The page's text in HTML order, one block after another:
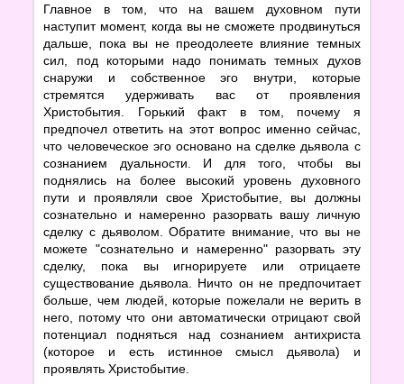
Главное в том, что на вашем духовном пути
наступит момент, когда вы не сможете продвинуться
дальше, пока вы не преодолеете влияние темных
сил, под которыми надо понимать темных духов
снаружи и собственное эго внутри, которые
стремятся удерживать вас от проявления
Христобытия. Горький факт в том, почему я
предпочел ответить на этот вопрос именно сейчас,
что человеческое эго основано на сделке дьявола с
сознанием дуальности. И для того, чтобы вы
поднялись на более высокий уровень духовного
пути и проявляли свое Христобытие, вы должны
сознательно и намеренно разорвать вашу личную
сделку с дьяволом. Обратите внимание, что вы не
можете "сознательно и намеренно" разорвать эту
сделку, пока вы игнорируете или отрицаете
существование дьявола. Ничто он не предпочитает
больше, чем людей, которые пожелали не верить в
него, потому что они автоматически отрицают свой
потенциал подняться над сознанием антихриста
(которое и есть истинное смысл дьявола) и
проявлять Христобытие.